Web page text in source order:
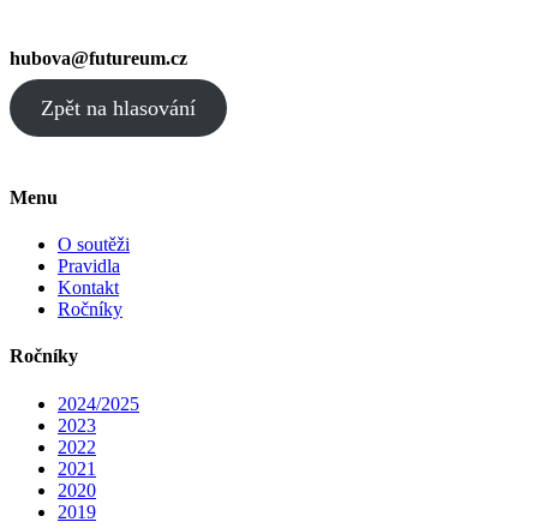
hubova@futureum.cz
Zpět na hlasování
Menu
O soutěži
Pravidla
Kontakt
Ročníky
Ročníky
2024/2025
2023
2022
2021
2020
2019